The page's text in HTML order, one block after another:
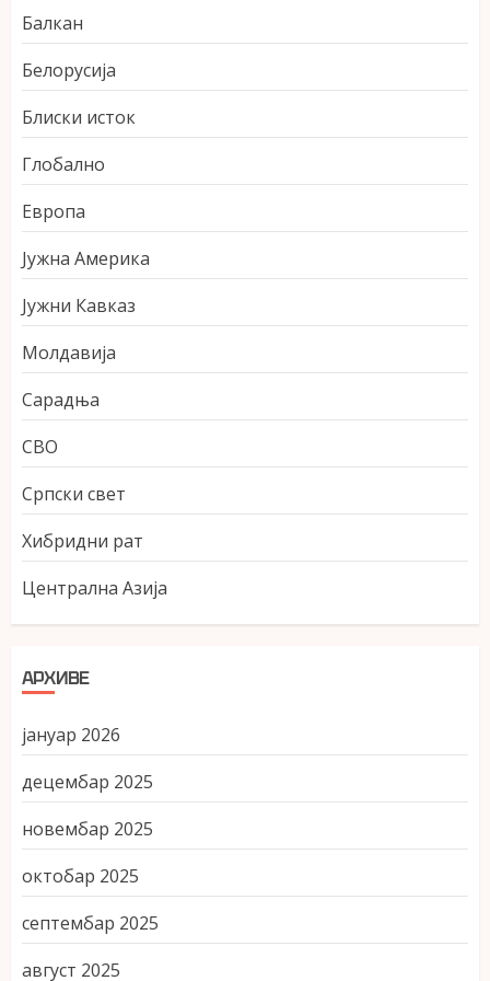
Балкан
Белорусија
Блиски исток
Глобално
Европа
Јужна Америка
Јужни Кавказ
Молдавија
Сарадња
СВО
Српски свет
Хибридни рат
Централна Азија
АРХИВЕ
јануар 2026
децембар 2025
новембар 2025
октобар 2025
септембар 2025
август 2025